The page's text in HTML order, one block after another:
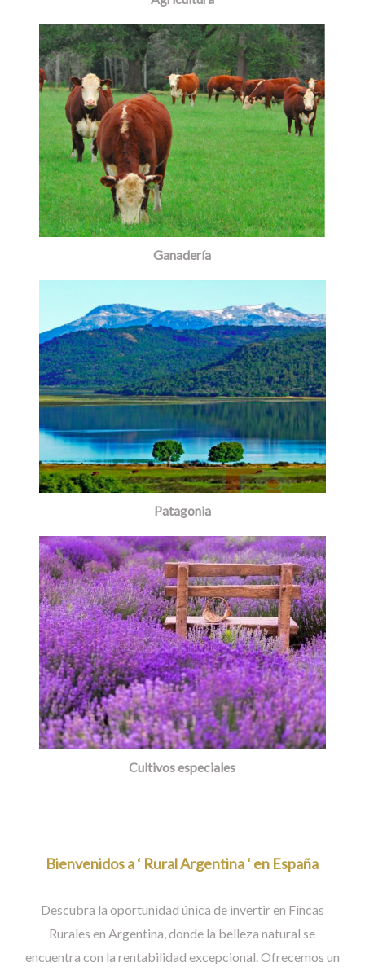
Ganadería
Patagonia
Cultivos especiales
Bienvenidos a ‘ Rural Argentina ‘ en España
Descubra la oportunidad única de invertir en Fincas
Rurales en Argentina, donde la belleza natural se
encuentra con la rentabilidad excepcional. Ofrecemos un